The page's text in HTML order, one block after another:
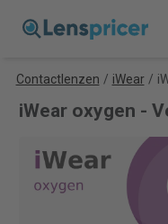
Contactlenzen / iWear /
iWear oxygen -